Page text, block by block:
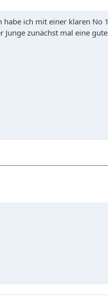
ich mit einer klaren No
Junge zunächst mal eine